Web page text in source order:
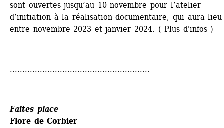
sont ouvertes jusqu’au 10 novembre pour l’atelier
d’initiation à la réalisation documentaire, qui aura lieu
entre novembre 2023 et janvier 2024. ( Plus d'infos)
........................................................
Faites place
Flore de Corbier